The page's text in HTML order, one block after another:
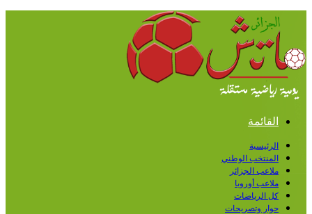
القائمة
الرئيسية
المنتخب الوطني
ملاعب الجزائر
ملاعب أوروبا
كل الرياضات
حوار وتصريحات